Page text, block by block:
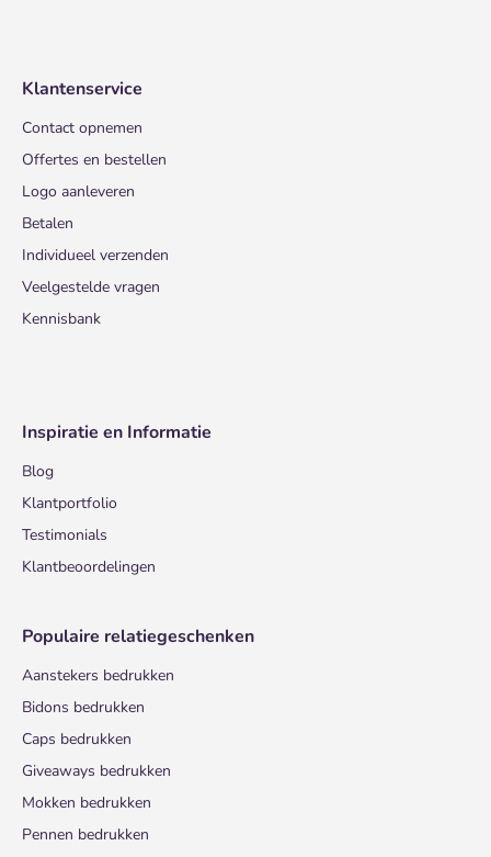
Klantenservice
Contact opnemen
Offertes en bestellen
Logo aanleveren
Betalen
Individueel verzenden
Veelgestelde vragen
Kennisbank
Inspiratie en Informatie
Blog
Klantportfolio
Testimonials
Klantbeoordelingen
Populaire relatiegeschenken
Aanstekers bedrukken
Bidons bedrukken
Caps bedrukken
Giveaways bedrukken
Mokken bedrukken
Pennen bedrukken